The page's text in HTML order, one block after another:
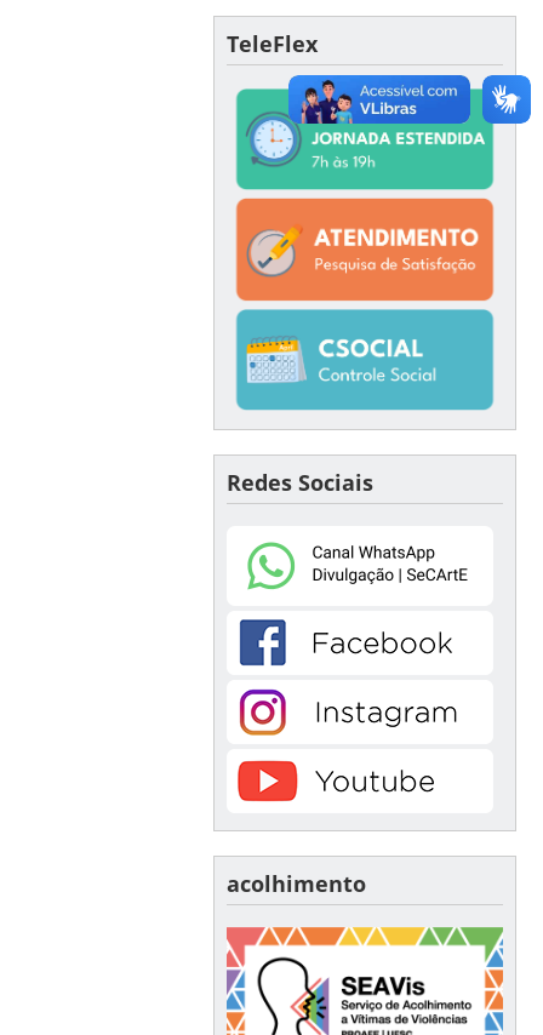
TeleFlex
Redes Sociais
acolhimento